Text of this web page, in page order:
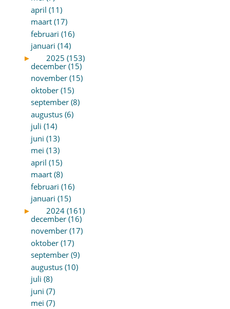
april (11)
maart (17)
februari (16)
januari (14)
►
2025 (153)
december (15)
november (15)
oktober (15)
september (8)
augustus (6)
juli (14)
juni (13)
mei (13)
april (15)
maart (8)
februari (16)
januari (15)
►
2024 (161)
december (16)
november (17)
oktober (17)
september (9)
augustus (10)
juli (8)
juni (7)
mei (7)